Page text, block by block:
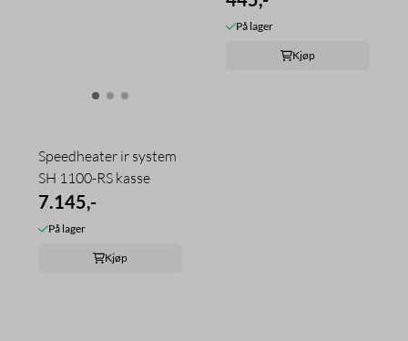
Speedheater ir system
SH 1100-RS kasse
7.145,-
På lager
Kjøp
På lager
Kjøp